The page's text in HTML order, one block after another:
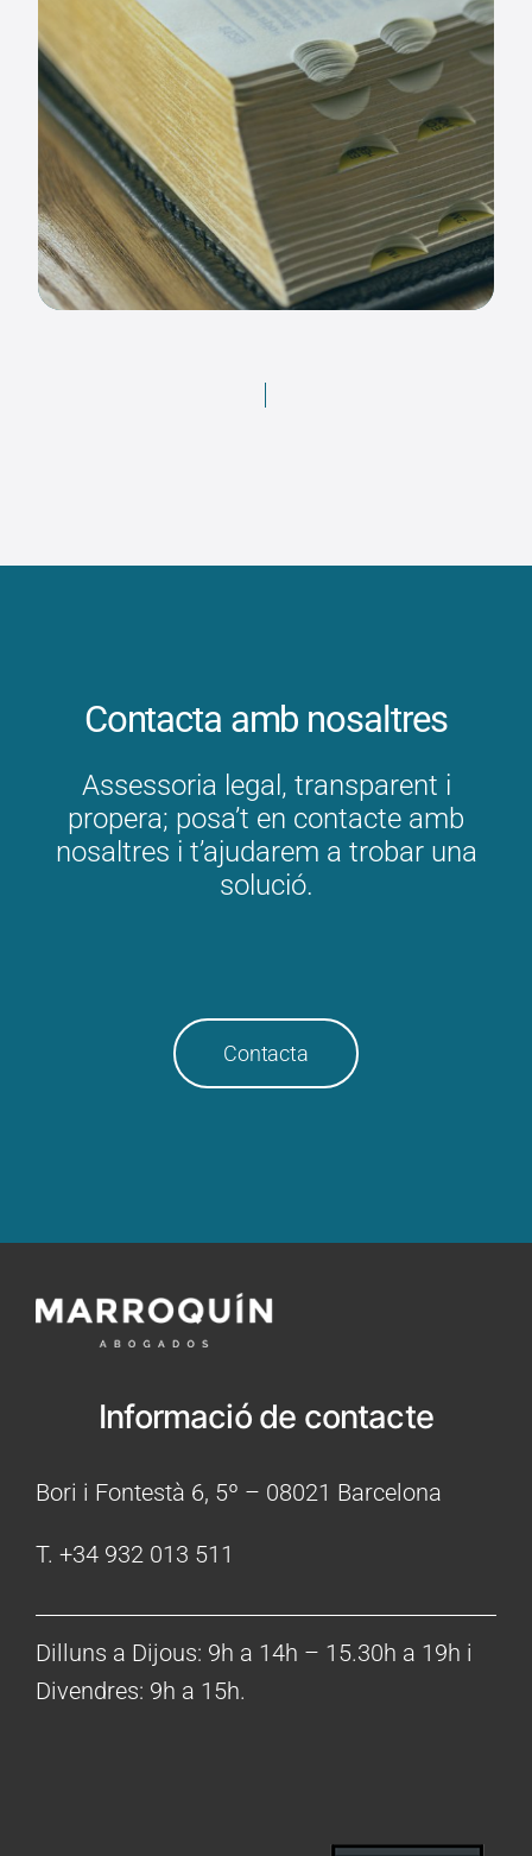
Contacta amb nosaltres
Assessoria legal, transparent i
propera; posa’t en contacte amb
nosaltres i t’ajudarem a trobar una
solució.
Contacta
Informació de contacte
Bori i Fontestà 6, 5º – 08021 Barcelona
T. +34 932 013 511
Dilluns a Dijous: 9h a 14h – 15.30h a 19h i
Divendres: 9h a 15h.